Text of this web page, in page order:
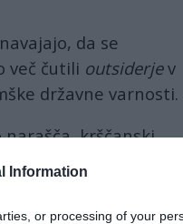
Information
or processing of your
da se
več čutili outsiderjev
državne varnosti.
krščanski
nemški časnik.
Islam. Ein